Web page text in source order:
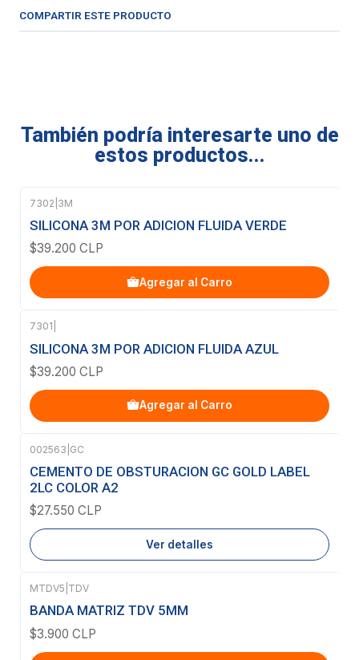
COMPARTIR ESTE PRODUCTO
También podría interesarte uno de
estos productos...
7302 3M
SILICONA 3M POR ADICION FLUIDA VERDE
$39.200 CLP
Agregar al Carro
7301
SILICONA 3M POR ADICION FLUIDA AZUL
$39.200 CLP
Agregar al Carro
Agotado
002563 GC
CEMENTO DE OBSTURACION GC GOLD LABEL
2LC COLOR A2
$27.550 CLP
Ver detalles
MTDV5 TDV
BANDA MATRIZ TDV 5MM
$3.900 CLP